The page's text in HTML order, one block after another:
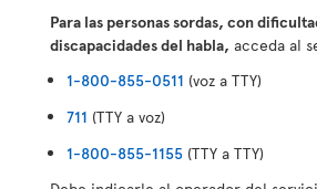
Para las personas sordas, con
discapacidades del habla, acceda al
1-800-855-0511 (voz a TTY)
711 (TTY a voz)
1-800-855-1155 (TTY a TTY)